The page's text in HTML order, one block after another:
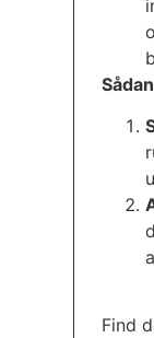
Find